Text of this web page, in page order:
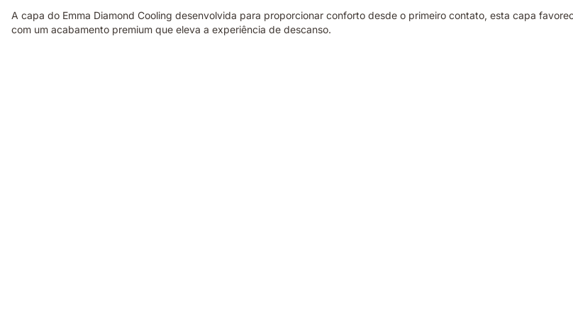
A capa do Emma Diamond Cooling desenvolvida para proporcionar conforto desde o primeiro contato, esta capa
com um acabamento premium que eleva a experiência de descanso.